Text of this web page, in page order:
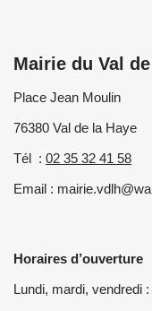
Mairie du Val
Place Jean Moulin
76380 Val de la Haye
Tél : 02 35 32 41 58
Email :
Horaires d’ouverture
Lundi, mardi, vendredi